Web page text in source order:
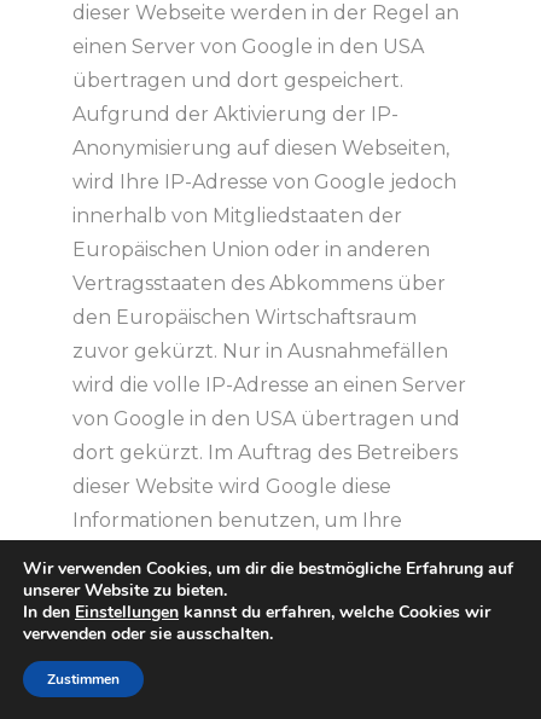
dieser Webseite werden in der Regel an
einen Server von Google in den USA
übertragen und dort gespeichert.
Aufgrund der Aktivierung der IP-
Anonymisierung auf diesen Webseiten,
wird Ihre IP-Adresse von Google jedoch
innerhalb von Mitgliedstaaten der
Europäischen Union oder in anderen
Vertragsstaaten des Abkommens über
den Europäischen Wirtschaftsraum
zuvor gekürzt. Nur in Ausnahmefällen
wird die volle IP-Adresse an einen Server
von Google in den USA übertragen und
dort gekürzt. Im Auftrag des Betreibers
dieser Website wird Google diese
Informationen benutzen, um Ihre
um Reports über die
Webseitenaktivitäten
zusammenzustellen und um weitere
mit der Websitenutzung und der
Wir verwenden Cookies, um dir die bestmögliche Erfahrung auf
unserer Website zu bieten.
In den Einstellungen kannst du erfahren, welche Cookies wir
verwenden oder sie ausschalten.
Zustimmen